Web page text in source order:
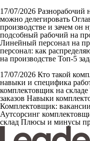
17/07/2026 Разнорабочий
можно делегировать
производстве и зачем он
подсобный рабочий на
Линейный персонал на
персонал: как
на производстве Топ-5
17/07/2026 Кто такой
навыки и специфика
комплектовщик на
заказов Навыки
Комплектовщик:
Аутсорсинг
склад Плюсы и минусы